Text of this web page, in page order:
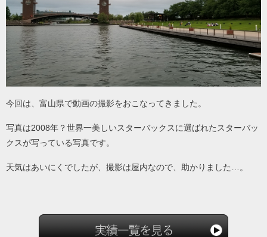
今回は、富山県で動画の撮影をおこなってきました。
写真は2008年？世界一美しいスターバックスに選ばれたスターバッ
クスが写っている写真です。
天気はあいにくでしたが、撮影は屋内なので、助かりました…。